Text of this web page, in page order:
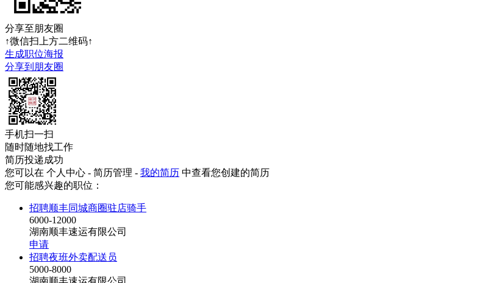
分享至朋友圈
↑微信扫上方二维码↑
生成职位海报
分享到朋友圈
手机扫一扫
随时随地找工作
简历投递成功
您可以在 个人中心 - 简历管理 - 我的简历 中查看您创建的简历
您可能感兴趣的职位：
招聘顺丰同城商圈驻店骑手
6000-12000
湖南顺丰速运有限公司
申请
招聘夜班外卖配送员
5000-8000
湖南顺丰速运有限公司